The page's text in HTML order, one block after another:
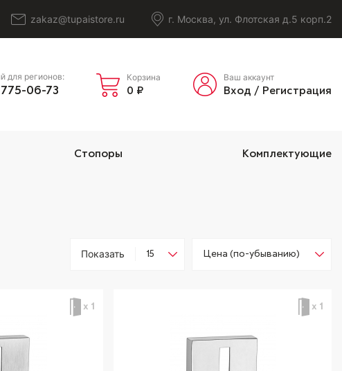
zakaz@tupaistore.ru г. Москва, ул. Флотская д.5 корп.2
для регионов:
06-73
Корзина
0 ₽
Ваш аккаунт
Вход / Регистрация
Стопоры Комплектующие
Показать
х 1 х 1